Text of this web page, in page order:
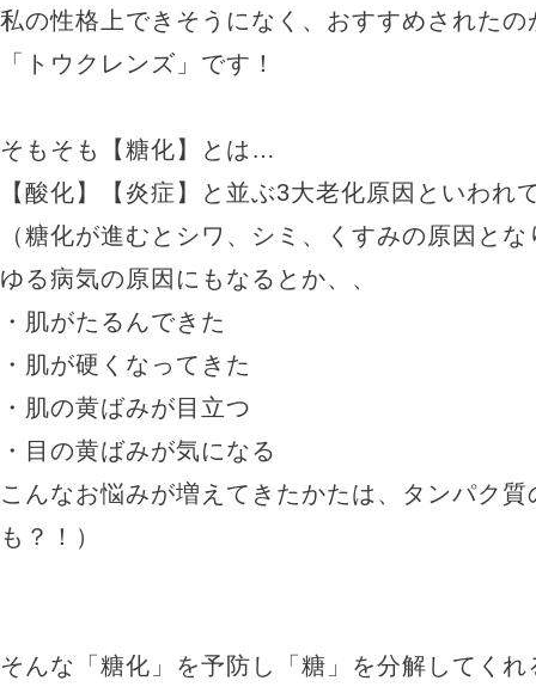
私の性格上できそうになく、おすすめされたの
「トウクレンズ」です！
そもそも【糖化】とは…
【酸化】【炎症】と並ぶ3大老化原因といわれ
（糖化が進むとシワ、シミ、くすみの原因と
ゆる病気の原因にもなるとか、、
・肌がたるんできた
・肌が硬くなってきた
・肌の黄ばみが目立つ
・目の黄ばみが気になる
こんなお悩みが増えてきたかたは、タンパク
も？！）
そんな「糖化」を予防し「糖」を分解してく